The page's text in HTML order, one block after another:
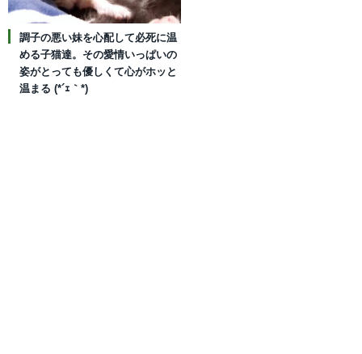
調子の悪い妹を心配して必死に温
める子猫達。その愛情いっぱいの
姿がとっても優しくて心がホッと
温まる (*´ｪ｀*)